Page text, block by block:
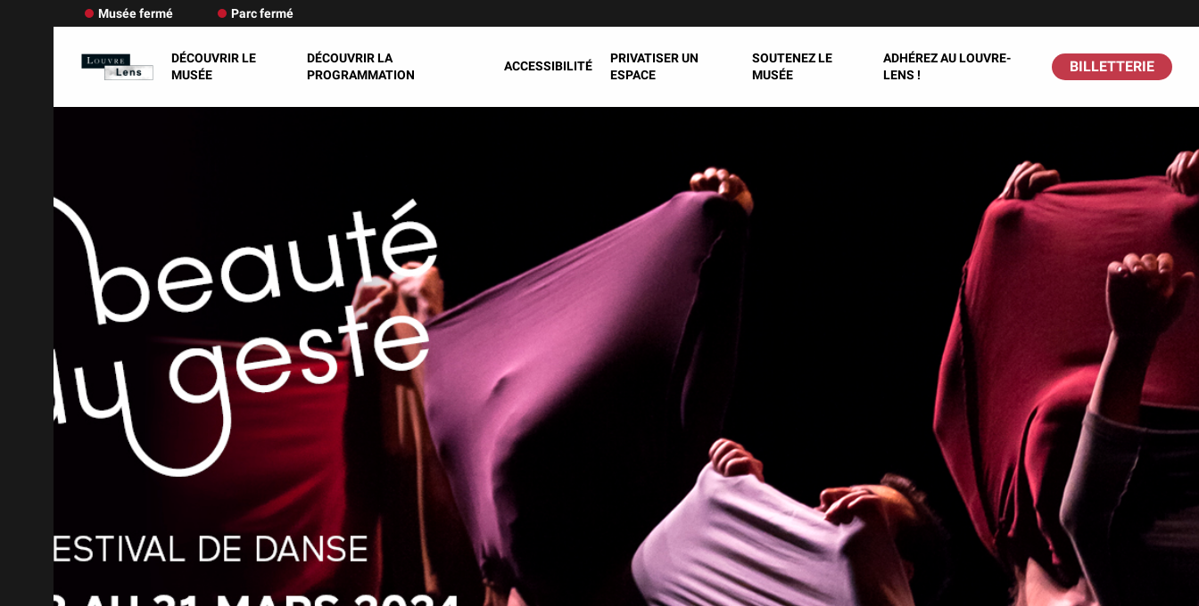
Musée fermé Parc fermé
DÉCOUVRIR LE
MUSÉE
DÉCOUVRIR LA
PROGRAMMATION
ACCESSIBILITÉ
PRIVATISER UN
ESPACE
SOUTENEZ LE
MUSÉE
ADHÉREZ AU LOUVRE-
LENS !
BILLETTERIE